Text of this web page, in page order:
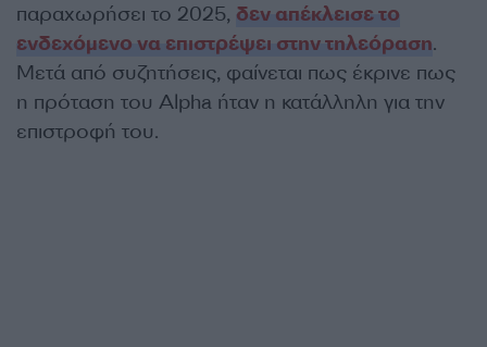
παραχωρήσει το 2025, δεν απέκλεισε το
ενδεχόμενο να επιστρέψει στην τηλεόραση.
Μετά από συζητήσεις, φαίνεται πως έκρινε πως
η πρόταση του Alpha ήταν η κατάλληλη για την
επιστροφή του.